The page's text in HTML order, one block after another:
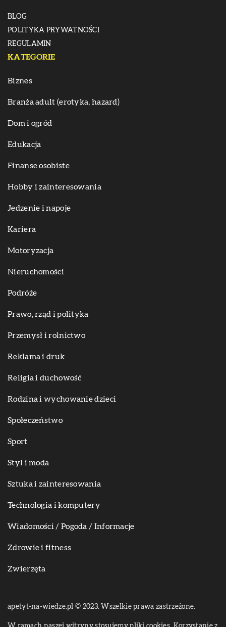
BLOG
POLITYKA PRYWATNOŚCI
REGULAMIN
KATEGORIE
Biznes
Branża adult (erotyka, hazard)
Dom i ogród
Edukacja
Finanse osobiste
Hobby i zainteresowania
Jedzenie i napoje
Kariera
Motoryzacja
Nieruchomości
Podróże
Prawo, rząd i polityka
Przemysł i rolnictwo
Reklama i druk
Religia i duchowość
Rodzina i wychowanie dzieci
Społeczeństwo
Sport
Styl i moda
Sztuka i zainteresowania
Technologia i komputery
Wiadomości / Pogoda / Informacje
Zdrowie i fitness
Zwierzęta
apetyt-na-wiedze.pl © 2023. Wszelkie prawa zastrzeżone.